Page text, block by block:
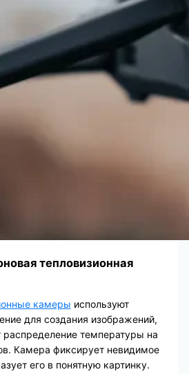
тепловизионная
камеры используют
для создания изображений,
температуры на
Камера фиксирует невидимое
его в понятную картинку.